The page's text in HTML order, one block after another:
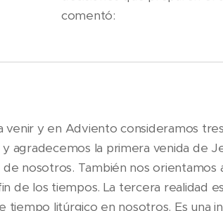
comentó:
venir y en Adviento consideramos
agradecemos la primera venida de
nosotros. También nos orientamos
de los tiempos. La tercera realidad
tiempo litúrgico en nosotros. Es una